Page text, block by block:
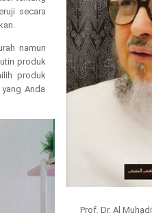
secara
namun
produk
produk
Anda
Prof. Dr. Al